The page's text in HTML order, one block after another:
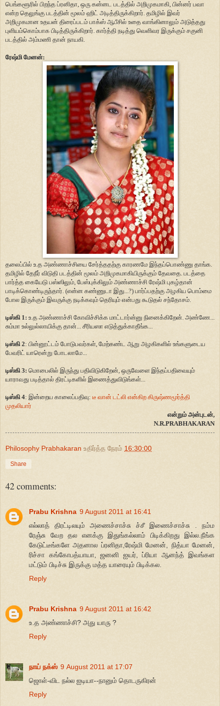
பெங்களூரில் பிறந்த ப்ரனிதா, ஒரு கன்னட படத்தில் அறிமுகமாகி, பின்னர் பவா
என்ற தெலுங்கு படத்தின் மூலம் ஹிட் அடித்திருக்கிறார். தமிழில் இவர்
அறிமுகமான உதயன் திரைப்படம் பாக்ஸ் ஆபீசில் உதை வாங்கினாலும் அடுத்தது
புளியம்கொம்பாக பிடித்திருக்கிறார். கார்த்தி நடித்து வெளிவர இருக்கும் சகுனி
படத்தில் அம்மணி தான் நாயகி.
ரேஷ்மி மேனன்:
தலைப்பில் உ.த அண்ணாச்சியை சேர்த்ததற்கு காரணமே இந்தப்பொண்ணு தாங்க.
தமிழில் தேநீர் விடுதி படத்தின் மூலம் அறிமுகமாகியிருக்கும் தேவதை. படத்தை
பார்த்த கையேடு பஸ்ஸிலும், பேஸ்புக்கிலும் அண்ணாச்சி ரேஷ்மி புகழ்தான்
பாடிக்கொண்டிருந்தார். (என்ன கண்ணுடா இது...?) பார்ப்பதற்கு அழகிய பொம்மை
போல இருக்கும் இவருக்கு நடிக்கவும் தெரியும் என்பது கூடுதல் சந்தோசம்.
டிஸ்கி 1: உ.த அண்ணாச்சி கோவிச்சிக்க மாட்டார்ன்னு நினைக்கிறேன். அண்ணே...
சும்மா உல்லுல்லாயிக்கு தான்... சீரியஸா எடுத்துக்காதீங்க...
டிஸ்கி 2: பின்னூட்டம் போடுபவர்கள், மேற்கண்ட ஆறு அழகிகளில் உங்களுடைய
பேவரிட் யாரென்று போடலாமே...
டிஸ்கி 3: மொபைலில் இருந்து பதிவிடுகிறேன், ஒருவேளை இந்தப்பதிவையும்
யாராவது படித்தால் திரட்டிகளில் இணைத்துவிடுங்கள்...
டிஸ்கி 4: இன்றைய காலைப்பதிவு: டீ வான் டட்லி என்கிற கிருஷ்ணமூர்த்தி
முதலியார்
என்றும் அன்புடன்,
N.R.PRABHAKARAN
Philosophy Prabhakaran உதிர்த்த நேரம் 16:30:00
Share
42 comments:
Prabu Krishna 9 August 2011 at 16:41
எல்லாத் திரட்டிலயும் அணைச்சாச்சு ச்சீ இணைச்சாச்சு . நம்ம
ரேஞ்சு வேற தல எனக்கு இதுங்கல்லாம் பிடிக்கிறது இல்ல.நீங்க
கேடுட்டீங்களே அதனால ப்ரனிதா,ரேஷ்மி மேனன், நித்யா மேனன்,
ரிச்சா கங்கோபத்யாயா, ஜனனி ஐயர், ப்ரியா ஆனந்த் இவங்கள
மட்டும் பிடிச்சு இருக்கு மத்த யாரையும் பிடிக்கல.
Reply
Prabu Krishna 9 August 2011 at 16:42
உ.த அண்ணாச்சி? அது யாரு ?
Reply
நாய் நக்ஸ் 9 August 2011 at 17:07
ஜொள்-விட நல்ல ஐடியா--நானும் தொடருகிரன்
Reply